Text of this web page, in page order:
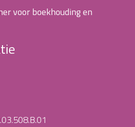
voor boekhouding en